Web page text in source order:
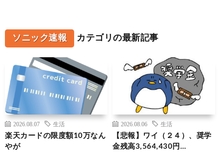
ソニック速報
2026.08.07 生活
楽天カードの限度額10万なん
2026.08.06 生活
【悲報】ワイ（２４）、奨学